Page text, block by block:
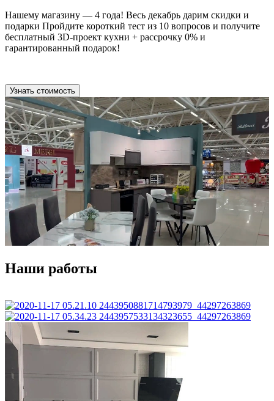
Нашему магазину — 4 года! Весь декабрь дарим скидки и
подарки Пройдите короткий тест из 10 вопросов и получите
бесплатный 3D-проект кухни + рассрочку 0% и
гарантированный подарок!
Узнать стоимость
Наши работы